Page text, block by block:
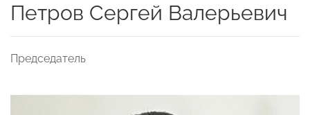
Петров Сергей Валерьевич
Председатель